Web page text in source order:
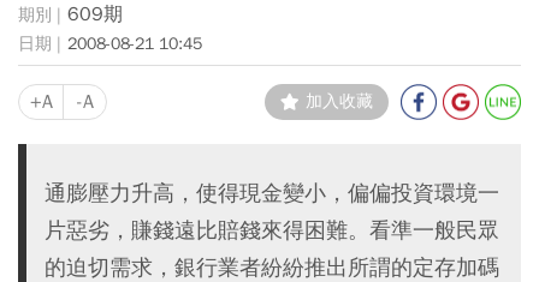
609期
2008-08-21 10:45
+A -A 加入收藏
通膨壓力升高，使得現金變小，偏偏投資環境一
片惡劣，賺錢遠比賠錢來得困難。看準一般民眾
的迫切需求，銀行業者紛紛推出所謂的定存加碼